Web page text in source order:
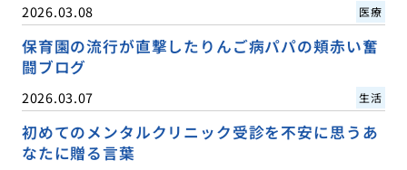
2026.03.08 医療
保育園の流行が直撃したりんご病パパの頬赤い奮
闘ブログ
2026.03.07 生活
初めてのメンタルクリニック受診を不安に思うあ
なたに贈る言葉